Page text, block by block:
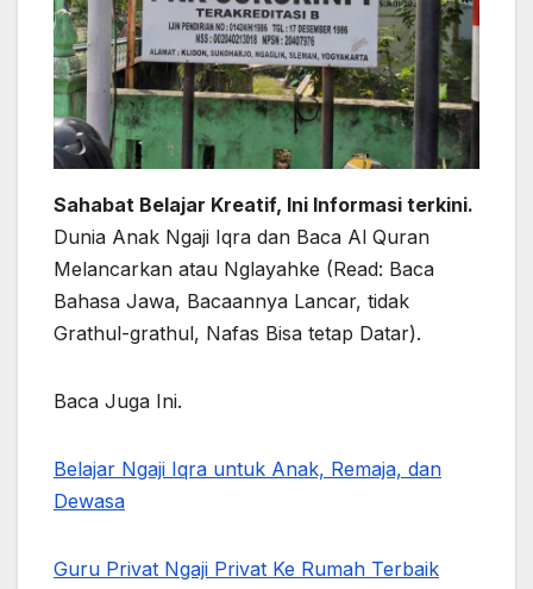
Sahabat Belajar Kreatif, Ini Informasi terkini.
Dunia Anak Ngaji Iqra dan Baca Al Quran
Melancarkan atau Nglayahke (Read: Baca
Bahasa Jawa, Bacaannya Lancar, tidak
Grathul-grathul, Nafas Bisa tetap Datar).
Baca Juga Ini.
Belajar Ngaji Iqra untuk Anak, Remaja, dan
Dewasa
Guru Privat Ngaji Privat Ke Rumah Terbaik